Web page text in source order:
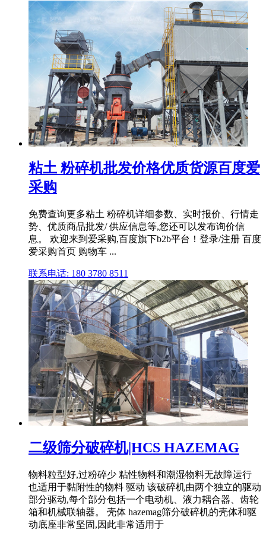
粘土 粉碎机批发价格优质货源百度爱
采购
免费查询更多粘土 粉碎机详细参数、实时报价、行情走
势、优质商品批发/ 供应信息等,您还可以发布询价信
息。 欢迎来到爱采购,百度旗下b2b平台！登录/注册 百度
爱采购首页 购物车 ...
联系电话: 180 3780 8511
二级筛分破碎机|HCS HAZEMAG
物料粒型好,过粉碎少 粘性物料和潮湿物料无故障运行
也适用于黏附性的物料 驱动 该破碎机由两个独立的驱动
部分驱动,每个部分包括一个电动机、液力耦合器、齿轮
箱和机械联轴器。 壳体 hazemag筛分破碎机的壳体和驱
动底座非常坚固,因此非常适用于